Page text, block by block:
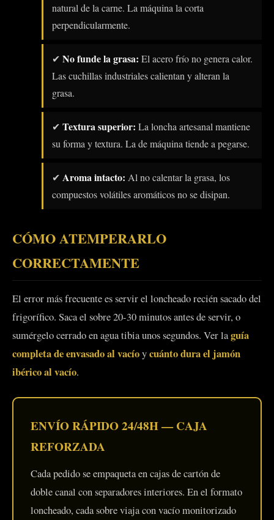
natural de la carne. La máquina la corta
perpendicularmente.
✔ No funde la grasa: El acero frío no genera calor.
Las cuchillas industriales calientan y alteran la
grasa.
✔ Textura superior: La loncha artesanal mantiene
su forma y textura. La de máquina tiende a pegarse.
✔ Aroma intacto: Al no calentar la grasa, los
compuestos volátiles aromáticos no se disipan.
CÓMO ATEMPERARLO
CORRECTAMENTE
El error más frecuente es servir el loncheado recién sacado del
frigorífico. Saca el sobre 20-30 minutos antes de servir, o
sumérgelo cerrado en agua tibia unos segundos. Ver laguía
completa de envasado al vacíoycuánto dura el jamón
ibérico al vacío.
ENVÍO RÁPIDO 24/48H — CAJA
REFORZADA
Cada pedido se empaqueta en cajas de cartón de
doble canal con separadores interiores. En el formato
loncheado, cada sobre viaja con vacío monitorizado